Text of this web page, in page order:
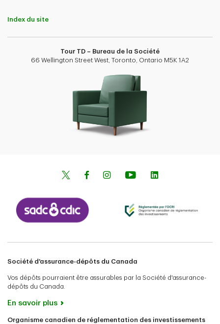
Index du site
Tour TD – Bureau de la Société
66 Wellington Street West, Toronto, Ontario M5K 1A2
Société d'assurance-dépôts du Canada
Vos dépôts pourraient être assurables par la Société d'assurance-
dépôts du Canada.
En savoir plus
Organisme canadien de réglementation des investissements